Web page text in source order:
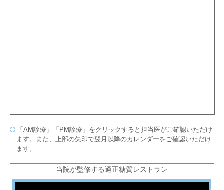
「AM診療」「PM診療」をクリックすると担当医がご確認いただけ
ます。また、上部の矢印で翌月以降のカレンダーをご確認いただけ
ます。
当院が監修する適正糖質レストラン